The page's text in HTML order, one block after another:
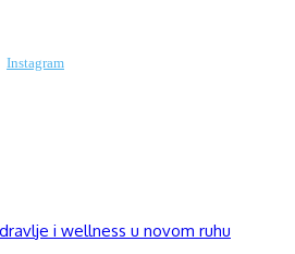
Instagram
i wellness u novom ruhu